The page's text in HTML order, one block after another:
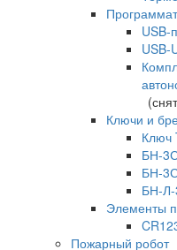
USB-
USB-
Ключи и
Ключ
БН-
БН-
БН-Л-
Элементы
Пожарный робот